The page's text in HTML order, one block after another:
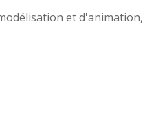
et d'animation,